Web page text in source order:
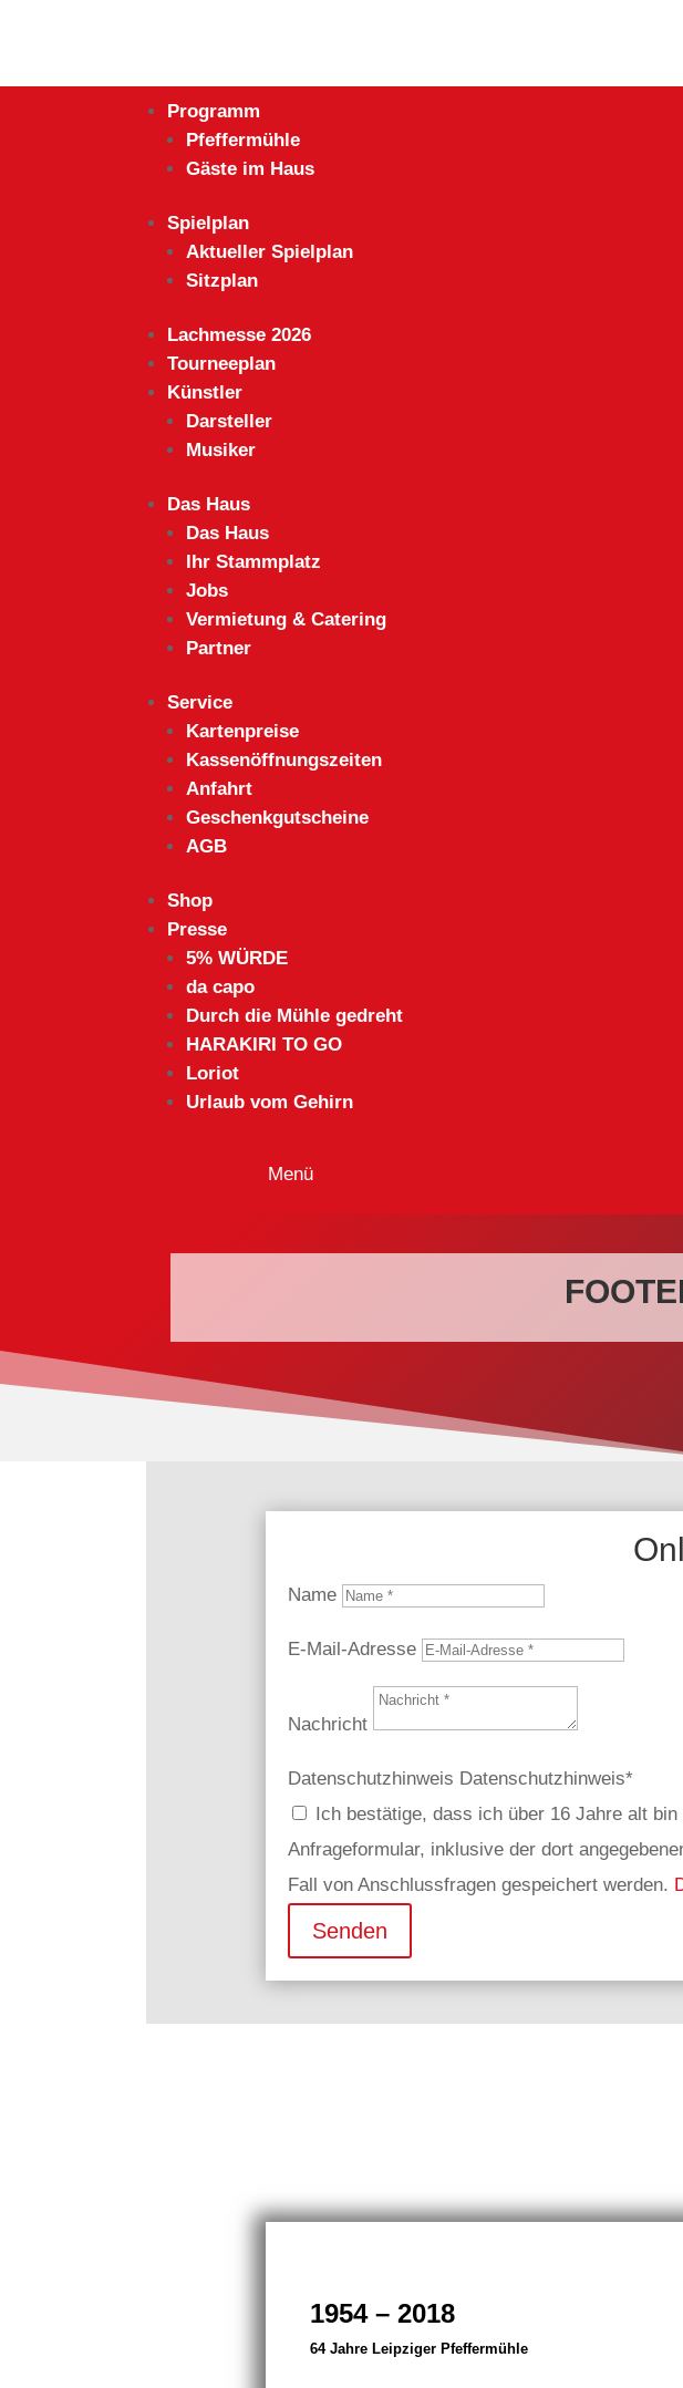
Programm
Pfeffermühle
Gäste im Haus
Spielplan
Aktueller Spielplan
Sitzplan
Lachmesse 2026
Tourneeplan
Künstler
Darsteller
Musiker
Das Haus
Das Haus
Ihr Stammplatz
Jobs
Vermietung & Catering
Partner
Service
Kartenpreise
Kassenöffnungszeiten
Anfahrt
Geschenkgutscheine
AGB
Shop
Presse
5% WÜRDE
da capo
Durch die Mühle gedreht
HARAKIRI TO GO
Loriot
Urlaub vom Gehirn
Name
E-Mail-Adresse
Nachricht
Datenschutzhinweis Datenschutzhinweis
Ich bestätige, dass ich über 16 Jahre alt
Anfrageformular, inklusive der dort
Fall von Anschlussfragen gespeichert werden.
Senden
1954 – 2018
64 Jahre Leipziger Pfeffermühle